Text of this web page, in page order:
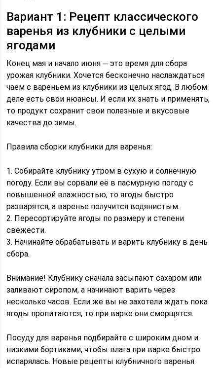
Вариант 1: Рецепт классического
варенья из клубники с целыми
ягодами
Конец мая и начало июня ─ это время для сбора
урожая клубники. Хочется бесконечно наслаждаться
чаем с вареньем из клубники из целых ягод. В любом
деле есть свои нюансы. И если их знать и применять,
то продукт сохранит свои полезные и вкусовые
качества до зимы.
Правила сборки клубники для варенья:
1. Собирайте клубнику утром в сухую и солнечную
погоду. Если вы сорвали её в пасмурную погоду с
повышенной влажностью, то ягоды быстро
разварятся, а варенье получится водянистым.
2. Пересортируйте ягоды по размеру и степени
свежести.
3. Начинайте обрабатывать и варить клубнику в день
сбора.
Внимание! Клубнику сначала засыпают сахаром или
заливают сиропом, а начинают варить через
несколько часов. Если же вы не захотели ждать пока
ягоды пропитаются, то при варке они сморщятся.
Посуду для варенья подбирайте с широким дном и
низкими бортиками, чтобы влага при варке быстро
испарялась. Новые рецепты клубничного варенья